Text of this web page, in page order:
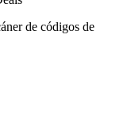
de códigos de